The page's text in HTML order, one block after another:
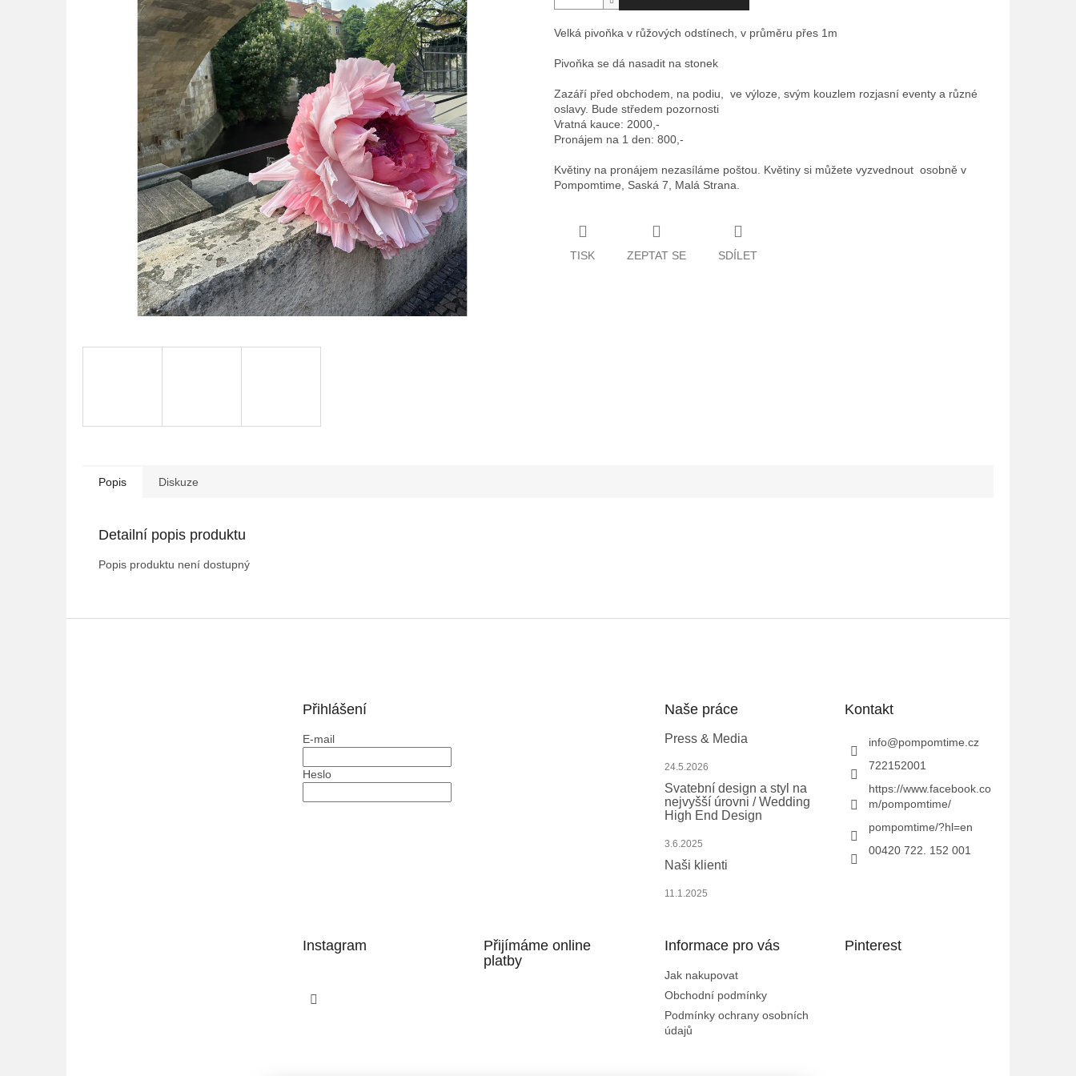
Velká pivoňka v růžových odstínech, v průměru přes 1m
Pivoňka se dá nasadit na stonek
Zazáří před obchodem, na podiu, ve výloze, svým kouzlem rozjasní eventy a různé
oslavy. Bude středem pozornosti
Vratná kauce: 2000,-
Pronájem na 1 den: 800,-
Květiny na pronájem nezasíláme poštou. Květiny si můžete vyzvednout osobně v
Pompomtime, Saská 7, Malá Strana.
TISK ZEPTAT SE SDÍLET
Popis Diskuze
Detailní popis produktu
Popis produktu není dostupný
Přihlášení
E-mail
Heslo
Naše práce
Press & Media
24.5.2026
Svatební design a styl na
nejvyšší úrovni / Wedding
High End Design
3.6.2025
Naši klienti
11.1.2025
Kontakt
info@pompomtime.cz
722152001
https://www.facebook.co
m/pompomtime/
pompomtime/?hl=en
00420 722. 152 001
Instagram
Přijímáme online
platby
Informace pro vás
Jak nakupovat
Obchodní podmínky
Podmínky ochrany osobních
údajů
Pinterest